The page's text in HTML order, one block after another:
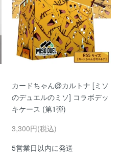
カードちゃん@カルトナ [ミソ
のデュエルのミソ] コラボデッ
キケース (第1弾)
3,300円(税込)
5営業日以内に発送